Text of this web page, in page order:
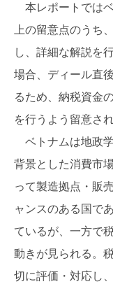
本レポートでは
上の留意点のうち
し、詳細な解説を
場合、ディール直
るため、納税資金
を行うよう留意され
ベトナムは地政
背景とした消費市
って製造拠点・販
ャンスのある国で
ているが、一方で
動きが見られる。
切に評価・対応し